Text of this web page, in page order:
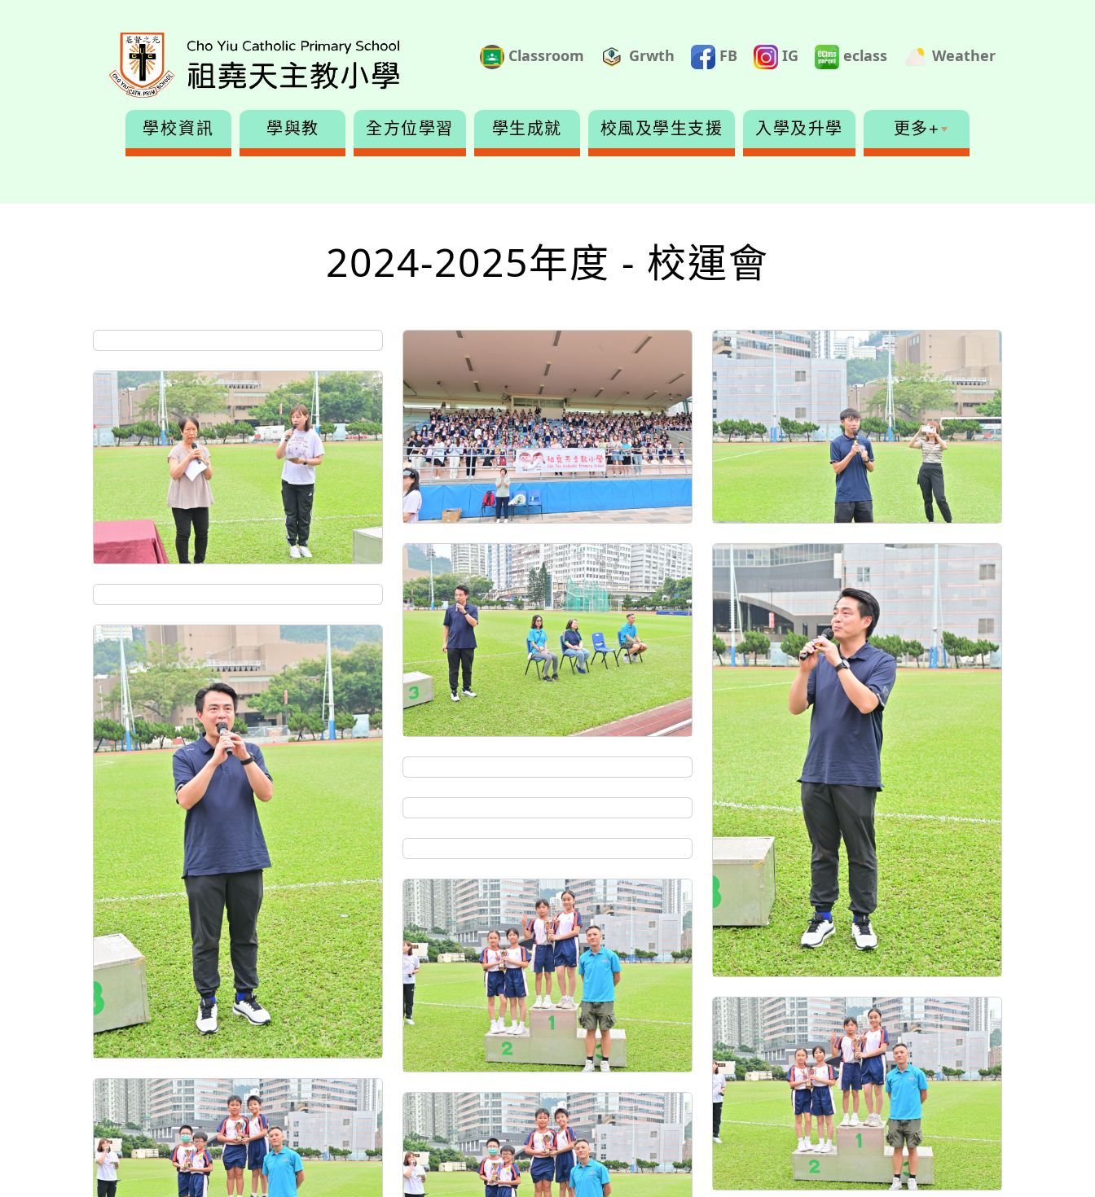
Classroom Grwth FB IG eclass Weather
學校資訊 學與教 全方位學習 學生成就 校風及學生支援 入學及升學 更多+
2024-2025年度 - 校運會